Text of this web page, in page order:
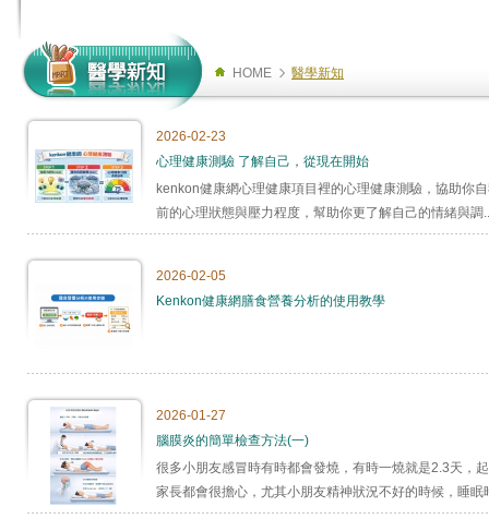
HOME 醫學新知
2026-02-23
心理健康測驗 了解自己，從現在開始
kenkon健康網心理健康項目裡的心理健康測驗，協助你
前的心理狀態與壓力程度，幫助你更了解自己的情緒與調
2026-02-05
Kenkon健康網膳食營養分析的使用教學
2026-01-27
腦膜炎的簡單檢查方法(一)
很多小朋友感冒時有時都會發燒，有時一燒就是2.3天，
家長都會很擔心，尤其小朋友精神狀況不好的時候，睡眠